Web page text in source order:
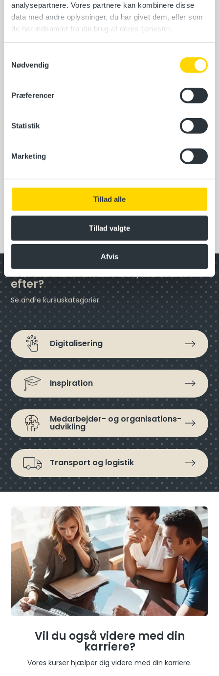
analysepartnere. Vores partnere kan kombinere disse
data med andre oplysninger, du har givet dem, eller som
de har indsamlet fra din brug af deres tjenester.
Nødvendig
Præferencer
Statistik
Marketing
Tillad alle
Tillad valgte
Afvis
EUC Nordvest, Mosegårdsvej 10, 7900
Nykøbing Mors
Vælg en dato
Læs mere
Nykøbing Mors
16 ledige pladser
Har du ikke fundet det, du ledte
efter?
Se andre kursuskategorier
Digitalisering
Inspiration
Medarbejder- og organisations­
udvikling
Transport og logistik
Vil du også videre med din
karriere?
Vores kurser hjælper dig videre med din karriere.